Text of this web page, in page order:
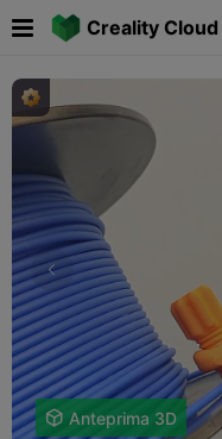
Creality Cloud
 Anteprima 3D